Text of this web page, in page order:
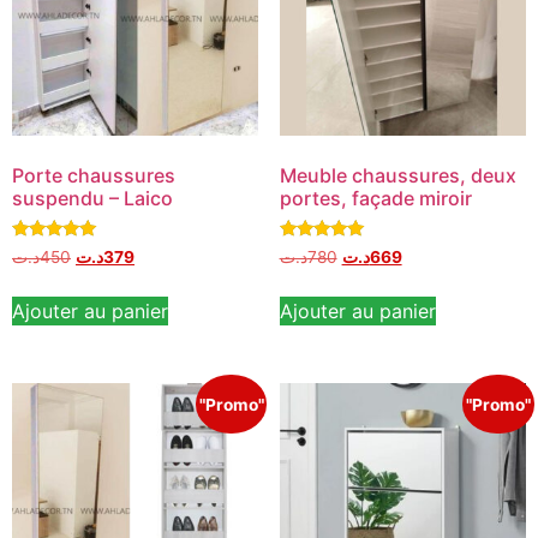
Porte chaussures
suspendu – Laico
Note
4.78
450د.ت 379د.ت
Ajouter au panier
Meuble chaussures, deux
portes, façade miroir
Note
5.00
780د.ت 669د.ت
Ajouter au panier
"Promo" "Promo"